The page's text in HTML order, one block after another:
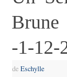
-1-12-
deEschylle